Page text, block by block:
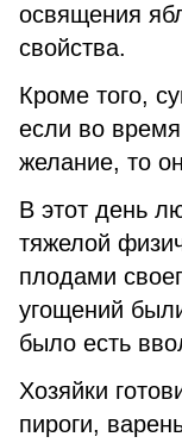
освящения
свойства.
Кроме того,
если во время
желание, то
В этот день
тяжелой
плодами
угощений
было есть
Хозяйки
пироги,